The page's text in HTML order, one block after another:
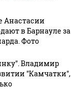
Анастасии
в Барнауле за
Фото
Владимир
"Камчатки",